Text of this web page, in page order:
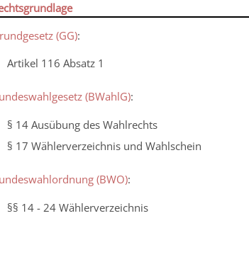
(GG):
Artikel 116 Absatz 1
(BWahlG):
§ 14 Ausübung des Wahlrechts
§ 17 Wählerverzeichnis und Wahlschein
(BWO):
§§ 14 - 24 Wählerverzeichnis